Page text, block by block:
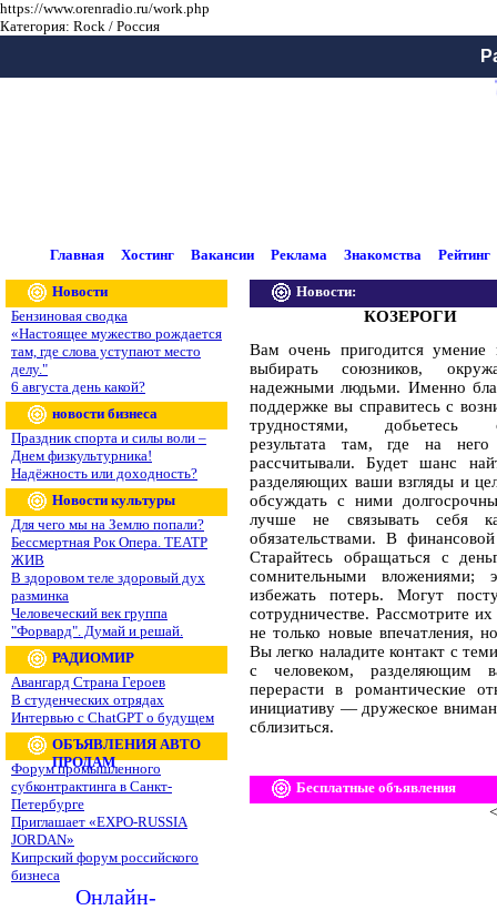
https://www.orenradio.ru/work.php
Категория: Rock / Россия
Главная Хостинг Вакансии Реклама Знакомства Рейтинг
Новости
Бензиновая сводка
«Настоящее мужество рождается
там, где слова уступают место
делу."
6 августа день какой?
новости бизнеса
Праздник спорта и силы воли –
Днем физкультурника!
Надёжность или доходность?
Новости культуры
Для чего мы на Землю попали?
Бессмертная Рок Опера. ТЕАТР
ЖИВ
В здоровом теле здоровый дух
разминка
Человеческий век группа
"Форвард". Думай и решай.
РАДИОМИР
Авангард Страна Героев
В студенческих отрядах
Интервью с ChatGPT о будущем
ОБЪЯВЛЕНИЯ АВТО
ПРОДАМ
Форум промышленного
субконтрактинга в Санкт-
Петербурге
Приглашает «EXPO-RUSSIA
JORDAN»
Кипрский форум российского
бизнеса
Онлайн-
Новости:
КОЗЕРОГИ
Вам очень пригодится умение
выбирать союзников,
надежными людьми. Именно
поддержке вы справитесь с
трудностями, добьетесь
результата там, где на
рассчитывали. Будет шанс
разделяющих ваши взгляды и
обсуждать с ними
лучше не связывать себя
обязательствами. В
Старайтесь обращаться с
сомнительными вложениями;
избежать потерь. Могут
сотрудничестве. Рассмотрите
не только новые впечатления,
Вы легко наладите контакт с
с человеком, разделяющим
перерасти в романтические
инициативу — дружеское
сблизиться.
Бесплатные объявления